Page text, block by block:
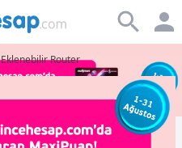
Eklenebilir Router